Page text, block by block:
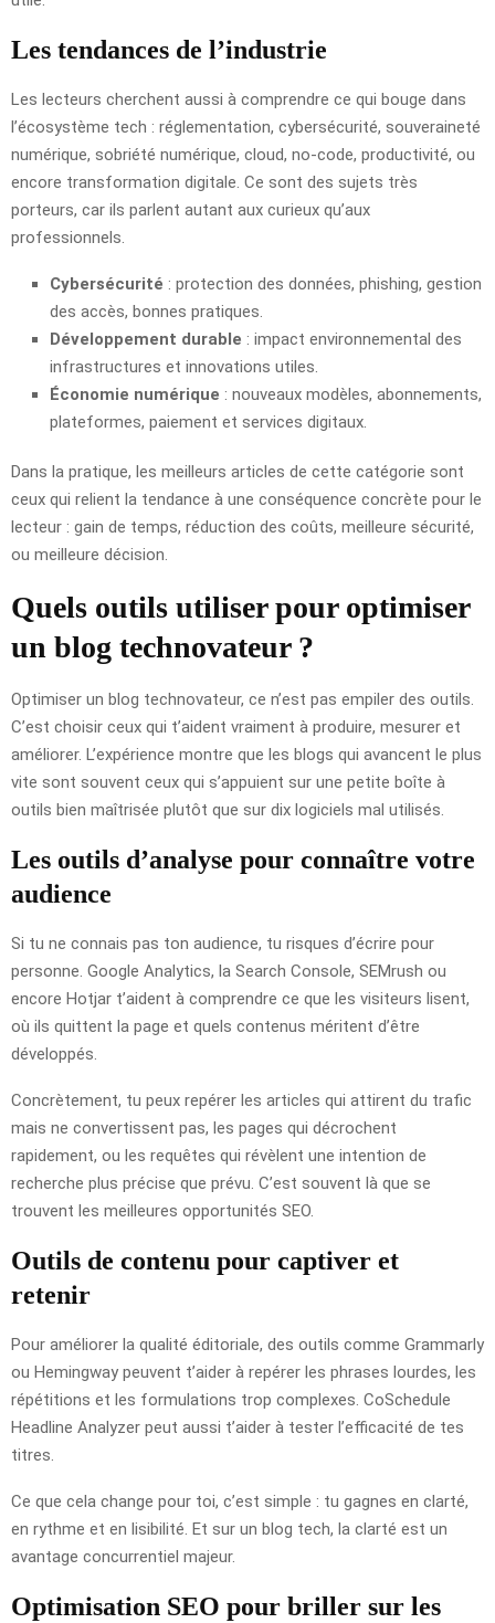
Les tendances de l’industrie
Les lecteurs cherchent aussi à comprendre ce qui bouge dans
l’écosystème tech : réglementation, cybersécurité, souveraineté
numérique, sobriété numérique, cloud, no-code, productivité, ou
encore transformation digitale. Ce sont des sujets très
porteurs, car ils parlent autant aux curieux qu’aux
professionnels.
Cybersécurité : protection des données, phishing, gestion
des accès, bonnes pratiques.
Développement durable : impact environnemental des
infrastructures et innovations utiles.
Économie numérique : nouveaux modèles, abonnements,
plateformes, paiement et services digitaux.
Dans la pratique, les meilleurs articles de cette catégorie sont
ceux qui relient la tendance à une conséquence concrète pour le
lecteur : gain de temps, réduction des coûts, meilleure sécurité,
ou meilleure décision.
Quels outils utiliser pour optimiser
un blog technovateur ?
Optimiser un blog technovateur, ce n’est pas empiler des outils.
C’est choisir ceux qui t’aident vraiment à produire, mesurer et
améliorer. L’expérience montre que les blogs qui avancent le plus
vite sont souvent ceux qui s’appuient sur une petite boîte à
outils bien maîtrisée plutôt que sur dix logiciels mal utilisés.
Les outils d’analyse pour connaître votre
audience
Si tu ne connais pas ton audience, tu risques d’écrire pour
personne. Google Analytics, la Search Console, SEMrush ou
encore Hotjar t’aident à comprendre ce que les visiteurs lisent,
où ils quittent la page et quels contenus méritent d’être
développés.
Concrètement, tu peux repérer les articles qui attirent du trafic
mais ne convertissent pas, les pages qui décrochent
rapidement, ou les requêtes qui révèlent une intention de
recherche plus précise que prévu. C’est souvent là que se
trouvent les meilleures opportunités SEO.
Outils de contenu pour captiver et
retenir
Pour améliorer la qualité éditoriale, des outils comme Grammarly
ou Hemingway peuvent t’aider à repérer les phrases lourdes, les
répétitions et les formulations trop complexes. CoSchedule
Headline Analyzer peut aussi t’aider à tester l’efficacité de tes
titres.
Ce que cela change pour toi, c’est simple : tu gagnes en clarté,
en rythme et en lisibilité. Et sur un blog tech, la clarté est un
avantage concurrentiel majeur.
Optimisation SEO pour briller sur les